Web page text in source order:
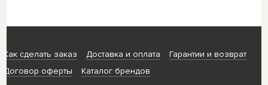
Как сделать заказ Доставка и оплата
Гарантии и возврат
Договор оферты
Каталог брендов